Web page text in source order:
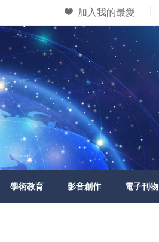
加入我的最愛
學術教育 影音創作 電子刊物